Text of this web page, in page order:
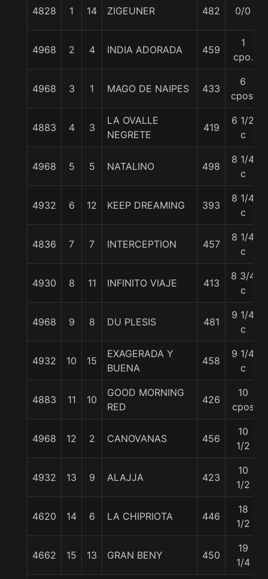
4828 1 14 ZIGEUNER 482 0/0
4968 2 4 INDIA ADORADA 459
1
cpo.
4968 3 1 MAGO DE NAIPES 433
6
cpos.
4883 4 3
LA OVALLE
NEGRETE
419
6 1/2
c
4968 5 5 NATALINO 498
8 1/4
c
4932 6 12 KEEP DREAMING 393
8 1/4
c
4836 7 7 INTERCEPTION 457
8 1/4
c
4930 8 11 INFINITO VIAJE 413
8 3/4
c
4968 9 8 DU PLESIS 481
9 1/4
c
4932 10 15
EXAGERADA Y
BUENA
458
9 1/4
c
4883 11 10
GOOD MORNING
RED
426
10
cpos
4968 12 2 CANOVANAS 456
10
1/2
4932 13 9 ALAJJA 423
10
1/2
4620 14 6 LA CHIPRIOTA 446
18
1/2
4662 15 13 GRAN BENY 450
19
1/4